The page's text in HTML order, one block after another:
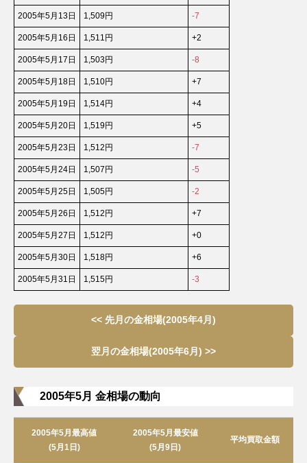
2005年5月13日 1,509円 -7
2005年5月16日 1,511円 +2
2005年5月17日 1,503円 -8
2005年5月18日 1,510円 +7
2005年5月19日 1,514円 +4
2005年5月20日 1,519円 +5
2005年5月23日 1,512円 -7
2005年5月24日 1,507円 -5
2005年5月25日 1,505円 -2
2005年5月26日 1,512円 +7
2005年5月27日 1,512円 +0
2005年5月30日 1,518円 +6
2005年5月31日 1,515円 -3
<< 先月の金相場(2005年4月)
翌月の金相場(2005年6月) >>
2005年5月 金相場の動向
2005年5月最高値
(5月1日)
2005年5月最安値
(5月9日)
平均買取金額